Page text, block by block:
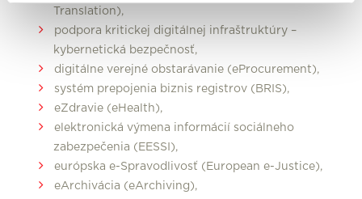
Translation),
podpora kritickej digitálnej infraštruktúry –
kybernetická bezpečnosť,
digitálne verejné obstarávanie (eProcurement),
systém prepojenia biznis registrov (BRIS),
eZdravie (eHealth),
elektronická výmena informácií sociálneho
zabezpečenia (EESSI),
európska e-Spravodlivosť (European e-Justice),
eArchivácia (eArchiving),